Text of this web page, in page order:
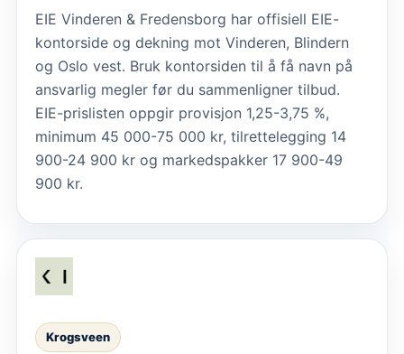
EIE Vinderen & Fredensborg har offisiell EIE-
kontorside og dekning mot Vinderen, Blindern
og Oslo vest. Bruk kontorsiden til å få navn på
ansvarlig megler før du sammenligner tilbud.
EIE-prislisten oppgir provisjon 1,25-3,75 %,
minimum 45 000-75 000 kr, tilrettelegging 14
900-24 900 kr og markedspakker 17 900-49
900 kr.
Krogsveen